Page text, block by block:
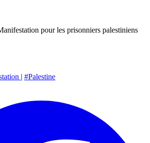
pour les prisonniers palestiniens
| #Palestine